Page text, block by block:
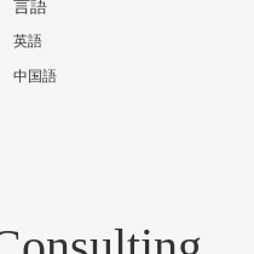
言語
英語
中国語